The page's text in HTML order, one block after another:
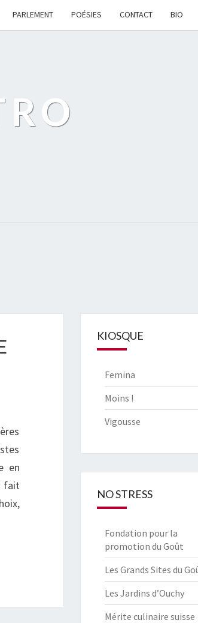
PARLEMENT POÉSIES CONTACT BIO
en
fait
KIOSQUE
Femina
Moins !
Vigousse
NO STRESS
Fondation pour la
promotion du Goût
Les Grands Sites du
Les Jardins d’Ouchy
Mérite culinaire suisse